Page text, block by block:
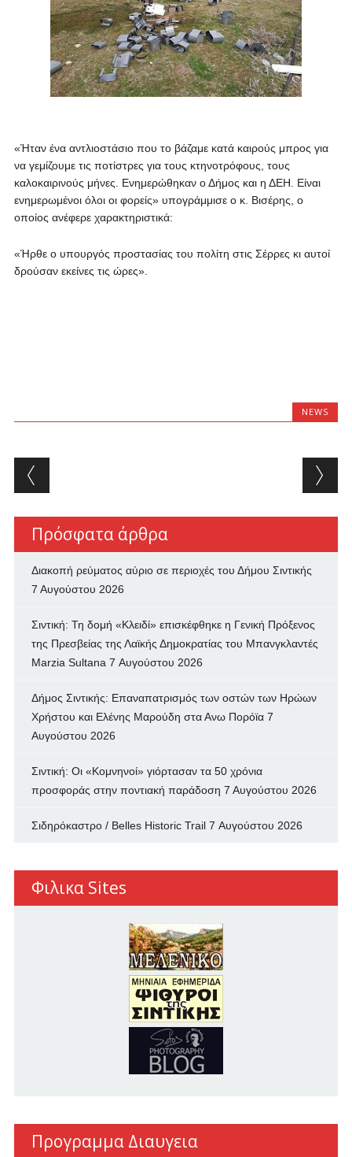
«Ήταν ένα αντλιοστάσιο που το βάζαμε κατά καιρούς μπρος για
να γεμίζουμε τις ποτίστρες για τους κτηνοτρόφους, τους
καλοκαιρινούς μήνες. Ενημερώθηκαν ο Δήμος και η ΔΕΗ. Είναι
ενημερωμένοι όλοι οι φορείς» υπογράμμισε ο κ. Βισέρης, ο
οποίος ανέφερε χαρακτηριστικά:
«Ήρθε ο υπουργός προστασίας του πολίτη στις Σέρρες κι αυτοί
δρούσαν εκείνες τις ώρες».
NEWS
Post navigation
Πρόσφατα άρθρα
Διακοπή ρεύματος αύριο σε περιοχές του Δήμου Σιντικής
7 Αυγούστου 2026
Σιντική: Τη δομή «Κλειδί» επισκέφθηκε η Γενική Πρόξενος
της Πρεσβείας της Λαϊκής Δημοκρατίας του Μπανγκλαντές
Marzia Sultana 7 Αυγούστου 2026
Δήμος Σιντικής: Επαναπατρισμός των oστών των Ηρώων
Χρήστου και Ελένης Μαρούδη στα Ανω Πορόϊα 7
Αυγούστου 2026
Σιντική: Οι «Κομνηνοί» γιόρτασαν τα 50 χρόνια
προσφοράς στην ποντιακή παράδοση 7 Αυγούστου 2026
Σιδηρόκαστρο / Belles Historic Trail 7 Αυγούστου 2026
Φιλικα Sites
Προγραμμα Διαυγεια